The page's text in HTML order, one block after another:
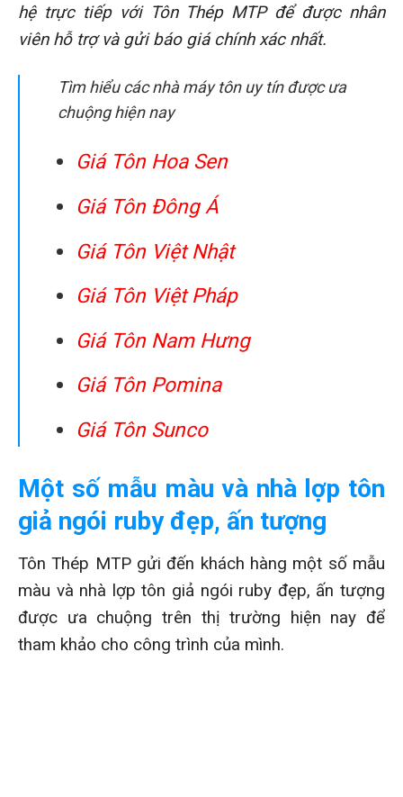
hệ trực tiếp với Tôn Thép MTP để được nhân
viên hỗ trợ và gửi báo giá chính xác nhất.
Tìm hiểu các nhà máy tôn uy tín được ưa
chuộng hiện nay
Giá Tôn Hoa Sen
Giá Tôn Đông Á
Giá Tôn Việt Nhật
Giá Tôn Việt Pháp
Giá Tôn Nam Hưng
Giá Tôn Pomina
Giá Tôn Sunco
Một số mẫu màu và nhà lợp tôn
giả ngói ruby đẹp, ấn tượng
Tôn Thép MTP gửi đến khách hàng một số mẫu
màu và nhà lợp tôn giả ngói ruby đẹp, ấn tượng
được ưa chuộng trên thị trường hiện nay để
tham khảo cho công trình của mình.